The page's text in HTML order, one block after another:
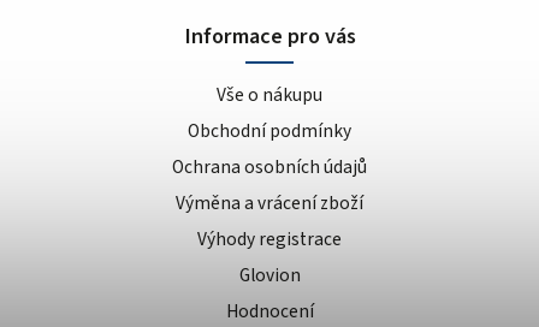
Informace pro vás
Vše o nákupu
Obchodní podmínky
Ochrana osobních údajů
Výměna a vrácení zboží
Výhody registrace
Glovion
Hodnocení